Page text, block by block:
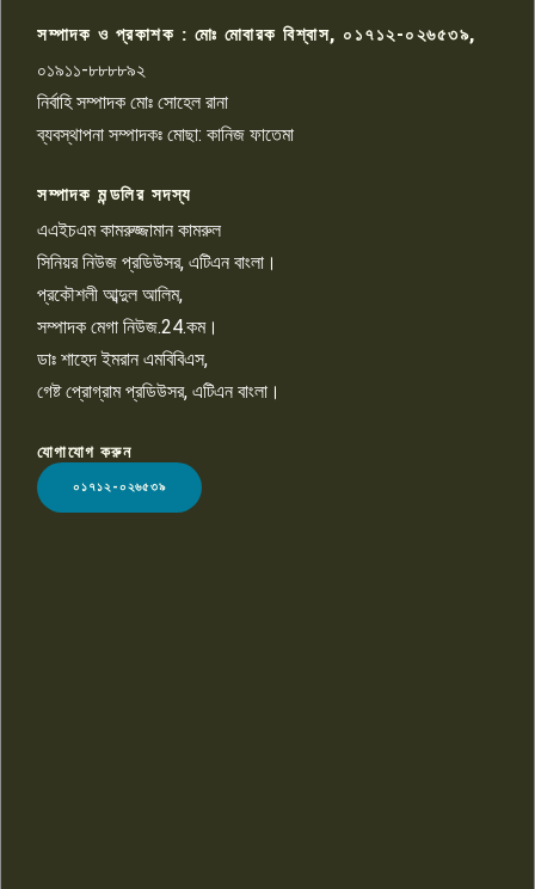
৯
চাঁদাবাজি ও হয়রানির অভিযোগ
১০
LOGO
সম্পাদক ও প্রকাশক : মোঃ মোবারক বিশ্বাস, ০১৭১২-০২৬৫৩৯,
০১৯১১-৮৮৮৮৯২
নির্বাহি সম্পাদক মোঃ সোহেল রানা
ব্যবস্থাপনা সম্পাদকঃ মোছা: কানিজ ফাতেমা
সম্পাদক মন্ডলির সদস্য
এএইচএম কামরুজ্জামান কামরুল
সিনিয়র নিউজ প্রডিউসর, এটিএন বাংলা।
প্রকৌশলী আব্দুল আলিম,
সম্পাদক মেগা নিউজ.24.কম।
ডাঃ শাহেদ ইমরান এমবিবিএস,
গেষ্ট প্রোগ্রাম প্রডিউসর, এটিএন বাংলা।
যোগাযোগ করুন
০১৭১২-০২৬৫৩৯